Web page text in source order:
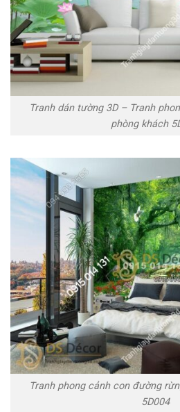
Tranh dán tường 3D – Tranh
phòng khách
Tranh phong cảnh con đường
5D004